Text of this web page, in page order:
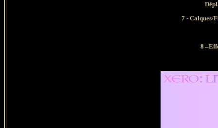
7 - Calques/
8